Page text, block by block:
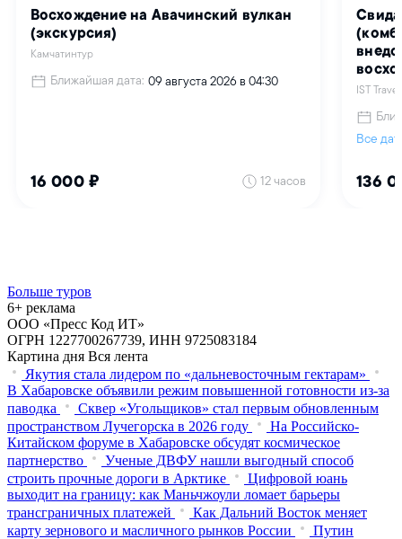
Больше туров
6+ реклама
ООО «Пресс Код ИТ»
ОГРН 1227700267739, ИНН 9725083184
Картина дня Вся лента
Якутия стала лидером по «дальневосточным гектарам»
В Хабаровске объявили режим повышенной готовности из‑за
паводка
Сквер «Угольщиков» стал первым обновленным
пространством Лучегорска в 2026 году
На Российско-
Китайском форуме в Хабаровске обсудят космическое
партнерство
Ученые ДВФУ нашли выгодный способ
строить прочные дороги в Арктике
Цифровой юань
выходит на границу: как Маньчжоули ломает барьеры
трансграничных платежей
Как Дальний Восток меняет
карту зернового и масличного рынков России
Путин